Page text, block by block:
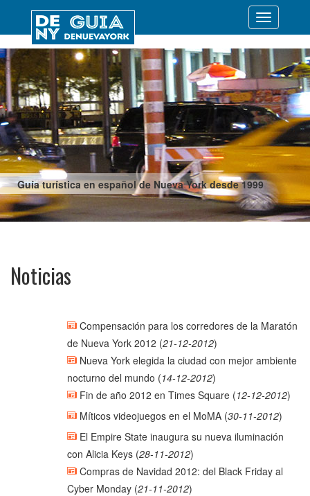
Guía turística en español de Nueva York desde 1999
Desplegar
Noticias
Compensación para los corredores de la Maratón
de Nueva York 2012 (21-12-2012)
Nueva York elegida la ciudad con mejor ambiente
nocturno del mundo (14-12-2012)
Fin de año 2012 en Times Square(12-12-2012)
Míticos videojuegos en el MoMA(30-11-2012)
El Empire State inaugura su nueva iluminación
con Alicia Keys(28-11-2012)
Compras de Navidad 2012: del Black Friday al
Cyber Monday(21-11-2012)